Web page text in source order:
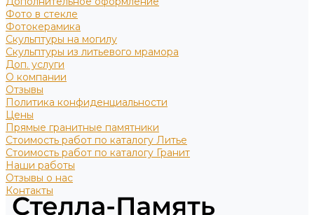
Фото в стекле
Фотокерамика
Скульптуры на могилу
Скульптуры из литьевого мрамора
Доп. услуги
О компании
Отзывы
Политика конфиденциальности
Цены
Прямые гранитные памятники
Стоимость работ по каталогу Литье
Стоимость работ по каталогу Гранит
Наши работы
Отзывы о нас
Контакты